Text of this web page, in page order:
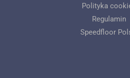
Polityka
Regulamin
Speedfloor